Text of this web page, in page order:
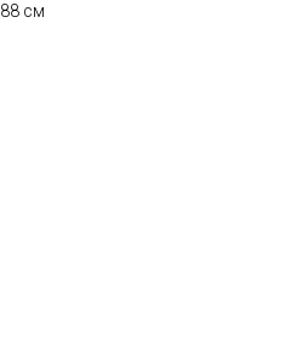
88 см